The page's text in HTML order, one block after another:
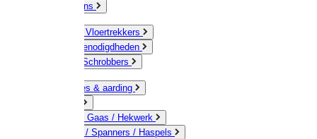
Betonmolens
Bezems & Vloertrekkers
Schildersbenodigdheden
Borstels / Schrobbers
Accessoires & aarding
Geleiders / Gaas / Hekwerk
Verbinders / Spanners / Haspels